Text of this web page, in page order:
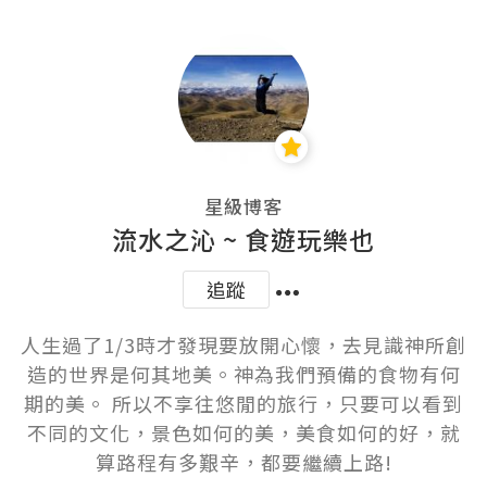
星級博客
流水之沁 ~ 食遊玩樂也
追蹤
人生過了1/3時才發現要放開心懷，去見識神所創
造的世界是何其地美。神為我們預備的食物有何
期的美。 所以不享往悠閒的旅行，只要可以看到
不同的文化，景色如何的美，美食如何的好，就
算路程有多艱辛，都要繼續上路!